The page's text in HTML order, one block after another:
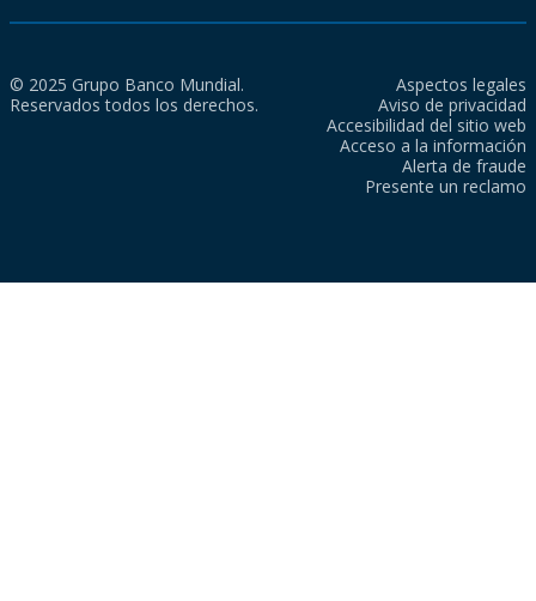
© 2025 Grupo Banco Mundial.
Reservados todos los derechos.
Aspectos legales
Aviso de privacidad
Accesibilidad del sitio web
Acceso a la información
Alerta de fraude
Presente un reclamo